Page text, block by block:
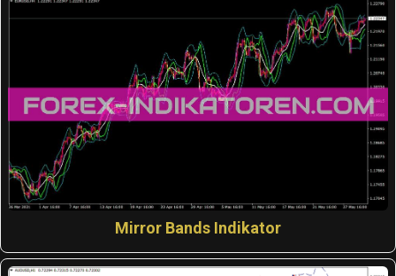
Mirror Bands Indikator